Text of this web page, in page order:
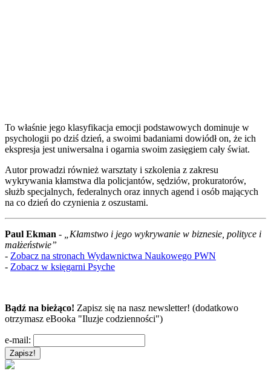
To właśnie jego klasyfikacja emocji podstawowych dominuje w
psychologii po dziś dzień, a swoimi badaniami dowiódł on, że ich
ekspresja jest uniwersalna i ogarnia swoim zasięgiem cały świat.
Autor prowadzi również warsztaty i szkolenia z zakresu
wykrywania kłamstwa dla policjantów, sędziów, prokuratorów,
służb specjalnych, federalnych oraz innych agend i osób mających
na co dzień do czynienia z oszustami.
Paul Ekman -
„Kłamstwo i jego wykrywanie w biznesie, polityce i
małżeństwie”
- Zobacz na stronach Wydawnictwa Naukowego PWN
- Zobacz w księgarni Psyche
Bądź na bieżąco! Zapisz się na nasz newsletter! (dodatkowo
otrzymasz eBooka "Iluzje codzienności")
e-mail: